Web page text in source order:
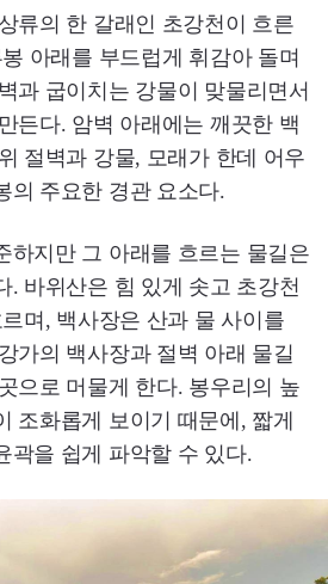
류의 한 갈래인 초강천이 흐른
아래를 부드럽게 휘감아 돌며
과 굽이치는 강물이 맞물리면서
든다. 암벽 아래에는 깨끗한 백
절벽과 강물, 모래가 한데 어우
의 주요한 경관 요소다.
하지만 그 아래를 흐르는 물길은
. 바위산은 힘 있게 솟고 초강천
며, 백사장은 산과 물 사이를
가의 백사장과 절벽 아래 물길
으로 머물게 한다. 봉우리의 높
조화롭게 보이기 때문에, 짧게
곽을 쉽게 파악할 수 있다.